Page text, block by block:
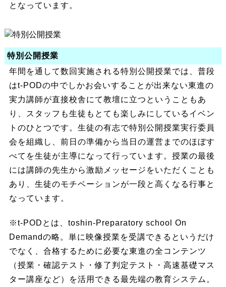
となっています。
特別公開授業
年間を通して数回実施される特別公開授業では、普段
はt-PODの中でしかお会いすることが出来ない東進の
実力講師が直接校舎にて教壇に立つということもあ
り、スタッフも生徒もとても楽しみにしているイベン
トのひとつです。生徒の有志で特別公開授業実行委員
会を組織し、前日の準備から当日の運営までのほぼす
べてを生徒が主導になって行っています。授業の最後
には講師の先生から激励メッセージをいただくことも
あり、生徒のモチベーションが一段と高くなる行事と
なっています。
※t-PODとは、toshin-Preparatory school On
Demandの略。単に映像授業を受講できるというだけ
でなく、合格するために必要な東進の全コンテンツ
（授業・確認テスト・修了判定テスト・高速基礎マス
ター講座など）を活用できる最先端の教育システム。